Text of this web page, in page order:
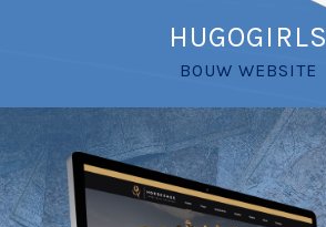
HUGOGIRLS
BOUW WEBSITE